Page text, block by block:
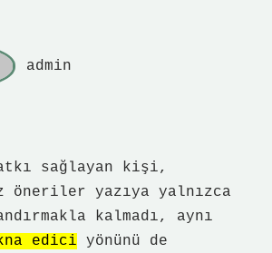
sağlayan kişi,
öneriler yazıya yalnızca
kalmadı, aynı
edici yönünü de